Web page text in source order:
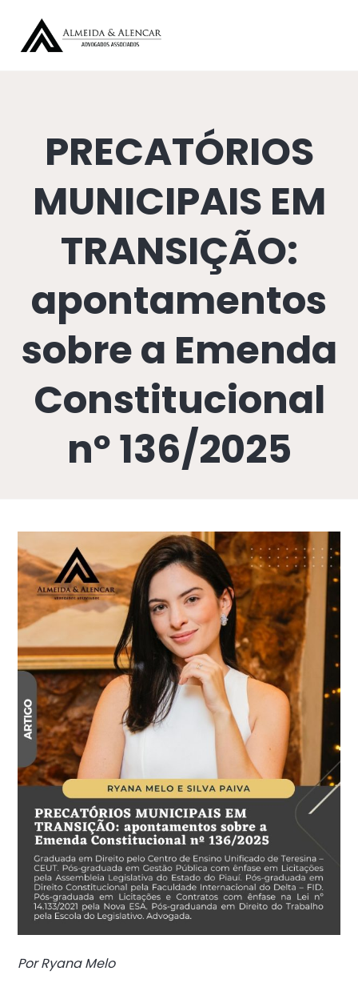
PRECATÓRIOS
MUNICIPAIS EM
TRANSIÇÃO:
apontamentos
sobre a Emenda
Constitucional
nº 136/2025
Por Ryana Melo